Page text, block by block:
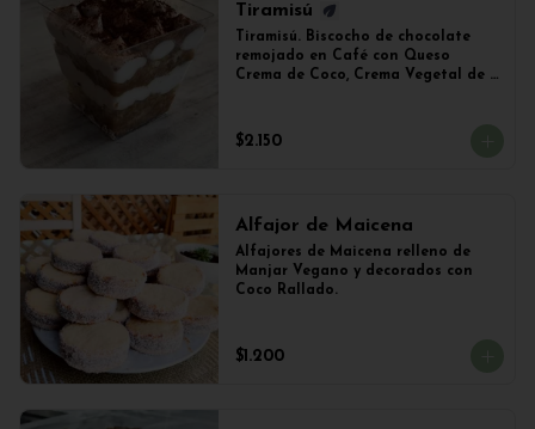
Tiramisú
Tiramisú. Biscocho de chocolate
remojado en Café con Queso
Crema de Coco, Crema Vegetal de
$2.150
Alfajor de Maicena
Alfajores de Maicena relleno de
Manjar Vegano y decorados con
Coco Rallado.
$1.200